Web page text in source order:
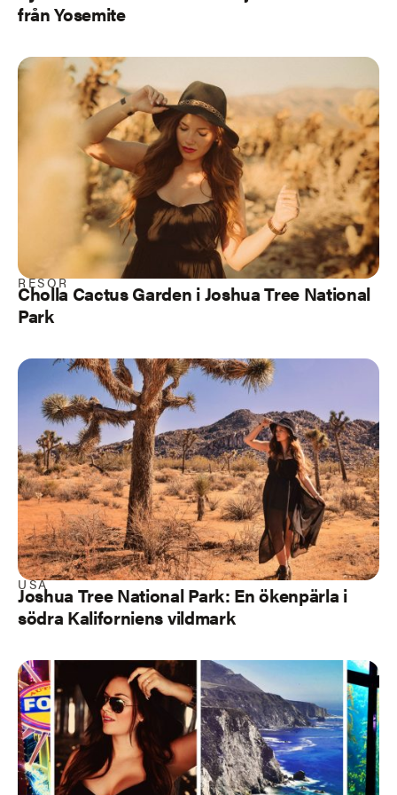
från Yosemite
RESOR
Cholla Cactus Garden i Joshua Tree National
Park
USA
Joshua Tree National Park: En ökenpärla i
södra Kaliforniens vildmark